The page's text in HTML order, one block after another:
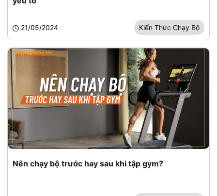
21/05/2024 Kiến Thức Chạy Bộ
Nên chạy bộ trước hay sau khi tập gym?